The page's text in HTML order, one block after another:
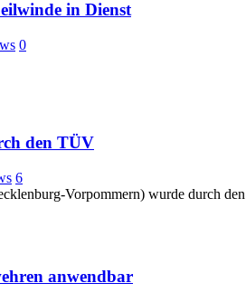
in Dienst
0
den TÜV
6
Vorpommern) wurde durch
anwendbar